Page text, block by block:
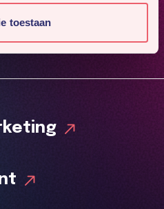
toestaan
en gaafste cases.